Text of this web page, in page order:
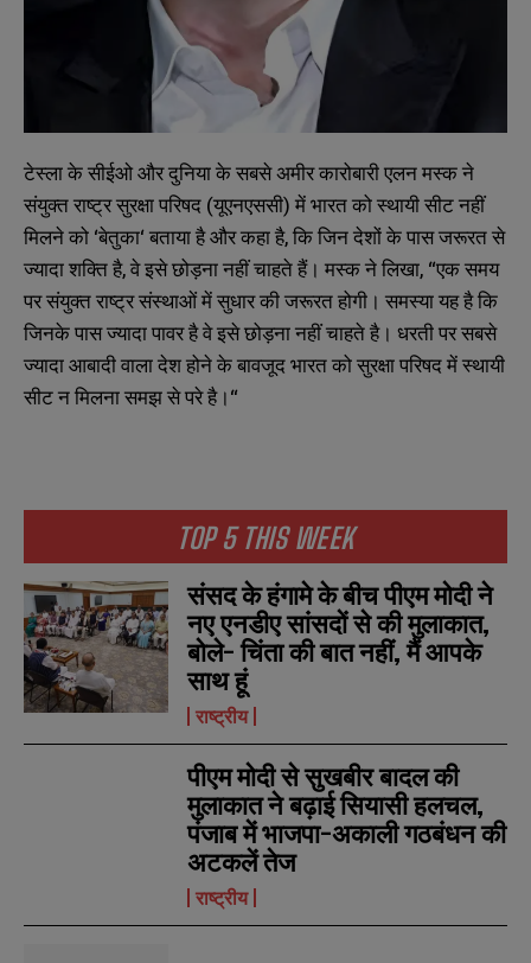
TOP 5 THIS WEEK
संसद के हंगामे के बीच पीएम मोदी ने
नए एनडीए सांसदों से की मुलाकात,
बोले- चिंता की बात नहीं, मैं आपके
साथ हूं
राष्ट्रीय
पीएम मोदी से सुखबीर बादल की
मुलाकात ने बढ़ाई सियासी हलचल,
पंजाब में भाजपा-अकाली गठबंधन की
अटकलें तेज
राष्ट्रीय
टेस्लाकेसीईओऔरदुनियाकेसबसेअमीरकारोबारीएलनमस्कने
संयुक्तराष्ट्रसुरक्षापरिषद (यूएनएससी) मेंभारतकोस्थायीसीटनहीं
मिलनेको ‘बेतुका‘बतायाहैऔरकहाहै,किजिनदेशोंकेपासजरूरतसे
ज्यादाशक्तिहै,वेइसेछोड़नानहींचाहतेहैं। मस्कनेलिखा, “एकसमय
परसंयुक्तराष्ट्रसंस्थाओंमेंसुधारकीजरूरतहोगी। समस्यायहहैकि
जिनकेपासज्यादापावरहैवेइसेछोड़नानहींचाहतेहै। धरतीपरसबसे
ज्यादाआबादीवालादेशहोनेकेबावजूदभारतकोसुरक्षापरिषदमेंस्थायी
सीटनमिलनासमझसेपरेहै।“